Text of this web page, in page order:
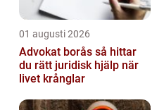
01 augusti 2026
Advokat borås så hittar
du rätt juridisk hjälp när
livet krånglar